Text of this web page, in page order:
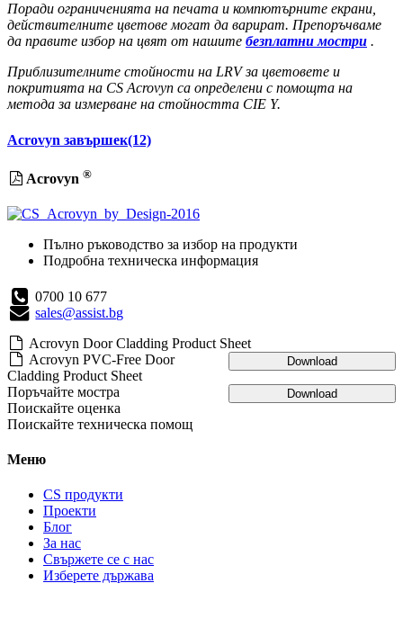
Поради ограниченията на печата и компютърните екрани,
действителните цветове могат да варират. Препоръчваме
да правите избор на цвят от нашите безплатни мостри .
Приблизителните стойности на LRV за цветовете и
покритията на CS Acrovyn са определени с помощта на
метода за измерване на стойността CIE Y.
Acrovyn завършек(12)
Acrovyn ®
Пълно ръководство за избор на продукти
Подробна техническа информация
0700 10 677
sales@assist.bg
Acrovyn Door Cladding Product Sheet
Download
Acrovyn PVC-Free Door
Cladding Product Sheet
Download
Поръчайте мостра
Поискайте оценка
Поискайте техническа помощ
Меню
CS продукти
Проекти
Блог
За нас
Свържете се с нас
Изберете държава